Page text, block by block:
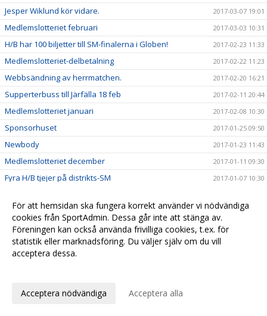
Jesper Wiklund kör vidare. 2017-03-07 19:01
Medlemslotteriet februari 2017-03-03 10:31
H/B har 100 biljetter till SM-finalerna i Globen! 2017-02-23 11:33
Medlemslotteriet-delbetalning 2017-02-22 11:23
Webbsändning av herrmatchen. 2017-02-20 16:21
Supperterbuss till Järfälla 18 feb 2017-02-11 20:44
Medlemslotteriet januari 2017-02-08 10:30
Sponsorhuset 2017-01-25 09:50
Newbody 2017-01-23 11:43
Medlemslotteriet december 2017-01-11 09:30
Fyra H/B tjejer på distrikts-SM 2017-01-07 10:30
Hudik/Björkberg lånar Andreas Lindqvist från Storvreta 2016-12-28 11:14
God Jul & Gott Nytt År 2016-12-22 09:39
Sportbibliotek 2016-12-08 16:01
Medlemslotteri
TACK!
För att hemsidan ska fungera korrekt använder vi nödvändiga
cookies från SportAdmin. Dessa går inte att stänga av.
Föreningen kan också använda frivilliga cookies, t.ex. för
statistik eller marknadsföring. Du väljer själv om du vill
acceptera dessa.
Acceptera nödvändiga Acceptera alla